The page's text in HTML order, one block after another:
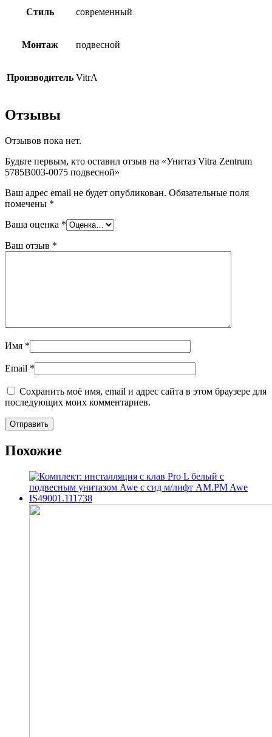
Стиль современный
Монтаж подвесной
Производитель VitrA
Отзывы
Отзывов пока нет.
Будьте первым, кто оставил отзыв на «Унитаз Vitra Zentrum
5785B003-0075 подвесной»
Ваш адрес email не будет опубликован. Обязательные поля
помечены *
Ваша оценка *
Ваш отзыв *
Имя *
Email *
Сохранить моё имя, email и адрес сайта в этом браузере для
последующих моих комментариев.
Похожие